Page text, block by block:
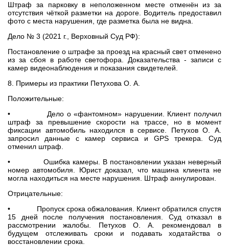
Штраф за парковку в неположенном месте отменён из за
отсутствия чёткой разметки на дороге. Водитель предоставил
фото с места нарушения, где разметка была не видна.
Дело № 3 (2021 г., Верховный Суд РФ):
Постановление о штрафе за проезд на красный свет отменено
из за сбоя в работе светофора. Доказательства - записи с
камер видеонаблюдения и показания свидетелей.
8. Примеры из практики Петухова О. А.
Положительные:
• Дело о «фантомном» нарушении. Клиент получил
штраф за превышение скорости на трассе, но в момент
фиксации автомобиль находился в сервисе. Петухов О. А.
запросил данные с камер сервиса и GPS трекера. Суд
отменил штраф.
• Ошибка камеры. В постановлении указан неверный
номер автомобиля. Юрист доказал, что машина клиента не
могла находиться на месте нарушения. Штраф аннулирован.
Отрицательные:
• Пропуск срока обжалования. Клиент обратился спустя
15 дней после получения постановления. Суд отказал в
рассмотрении жалобы. Петухов О. А. рекомендовал в
будущем отслеживать сроки и подавать ходатайства о
восстановлении срока.